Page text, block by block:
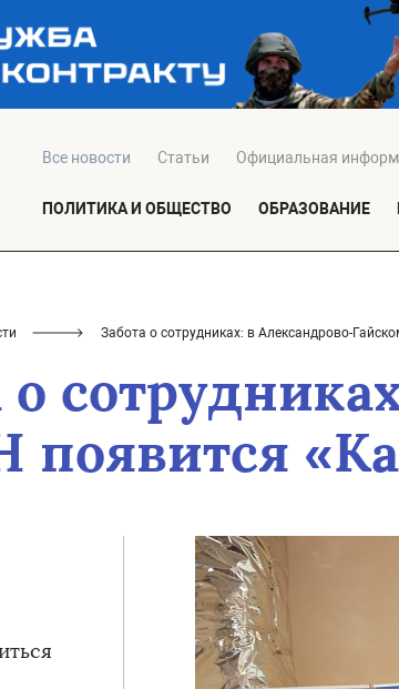
Все новости Статьи Официальная
ПОЛИТИКА И ОБЩЕСТВО ОБРАЗОВАНИЕ
Забота о сотрудниках: в Александрово-
о